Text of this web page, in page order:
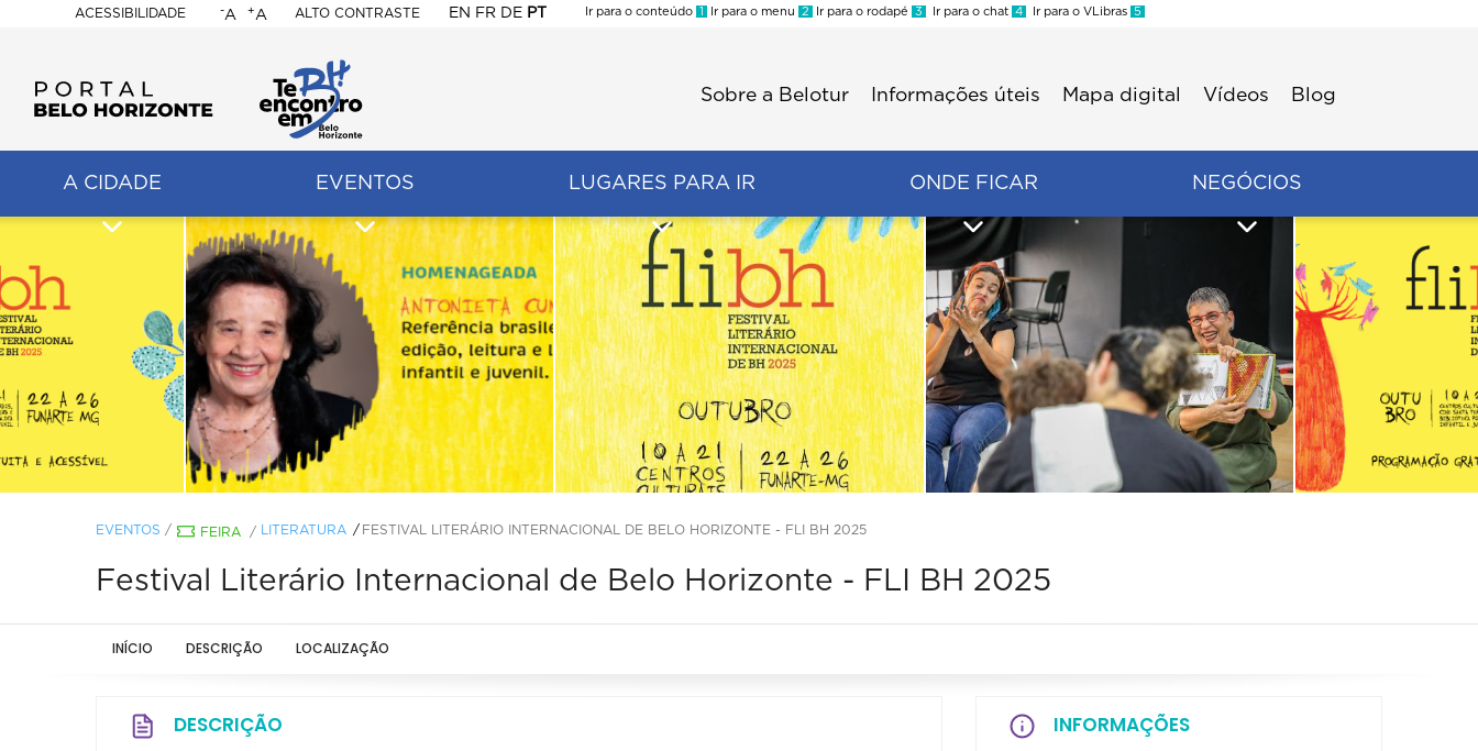
ACESSIBILIDADE
BELO
HORIZONTE
-A +A ALTO CONTRASTE EN FR DE PT
Ir para o conteúdo 1 Ir para o menu 2 Ir para o rodapé 3 Ir para o chat 4 Ir para o VLibras 5
Sobre a Belotur Informações úteis Mapa digital Vídeos Blog
A CIDADE EVENTOS LUGARES PARA IR ONDE FICAR NEGÓCIOS
EVENTOS / FEIRA / LITERATURA FESTIVAL LITERÁRIO INTERNACIONAL DE BELO HORIZONTE - FLI BH 2025
Festival Literário Internacional de Belo Horizonte - FLI BH 2025
INÍCIO DESCRIÇÃO LOCALIZAÇÃO
DESCRIÇÃO INFORMAÇÕES